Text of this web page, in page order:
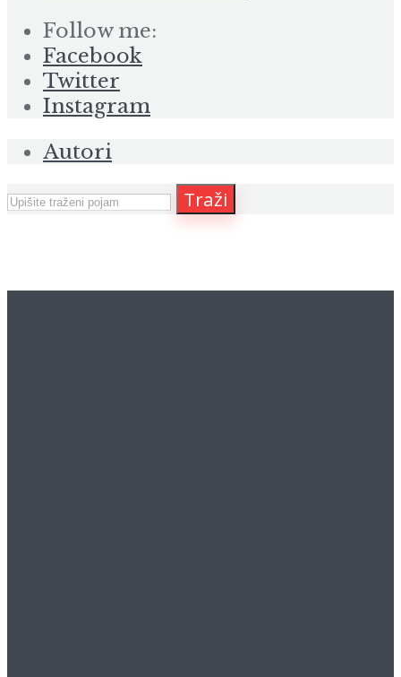
Follow me:
Facebook
Twitter
Instagram
Autori
Traži